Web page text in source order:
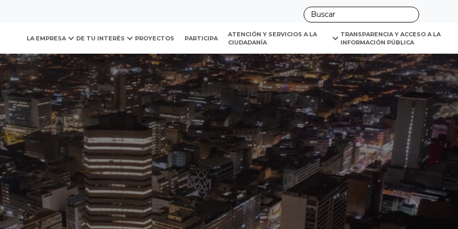
LA EMPRESA DE TU INTERÉS PROYECTOS PARTICIPA
ATENCIÓN Y SERVICIOS A LA
CIUDADANÍA
TRANSPARENCIA Y ACCESO A LA
INFORMACIÓN PÚBLICA